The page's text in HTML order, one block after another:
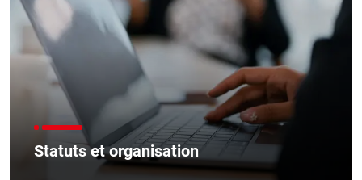
Statuts et organisation